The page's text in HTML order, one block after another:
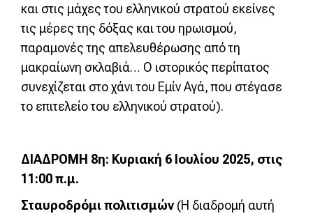
και στις μάχες του ελληνικού στρατού εκείνες
τις μέρες της δόξας και του ηρωισμού,
παραμονές της απελευθέρωσης από τη
μακραίωνη σκλαβιά… Ο ιστορικός περίπατος
συνεχίζεται στο χάνι του Εμίν Αγά, που στέγασε
το επιτελείο του ελληνικού στρατού).
ΔΙΑΔΡΟΜΗ 8η: Κυριακή 6 Ιουλίου 2025, στις
11:00 π.μ.
Σταυροδρόμι πολιτισμών (Η διαδρομή αυτή